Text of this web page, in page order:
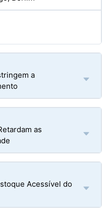
a
as
Acessível do